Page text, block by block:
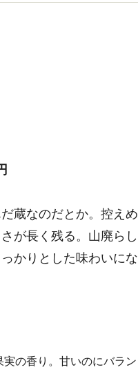
蔵なのだとか。控えめ
が長く残る。山廃らし
かりとした味わいにな
の香り。甘いのにバラン